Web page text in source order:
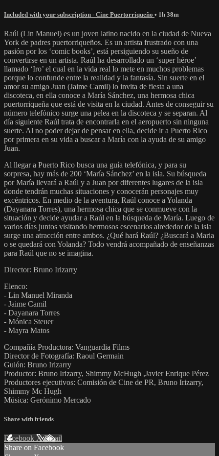
Included with your subscription - Cine Puertorriqueño • 1h 38m
Raúl (Lin Manuel) es un joven latino nacido en la ciudad de Nueva
York de padres puertorriqueños. Es un artista frustrado con una
pasión por los ‘comic books’, está persiguiendo su sueño de
convertirse en un artista. Raúl ha desarrollado un ‘super héroe’
llamado ‘Iro’ el cual en la vida real lo mete en muchos problemas
porque lo confunde entre la realidad y la fantasía. Sin suerte en el
amor su amigo Juan (Jaime Camil) lo invita de fiesta a una
discoteca, en ella conoce a María Sánchez, una hermosa chica
puertorriqueña que está de visita en la ciudad. Antes de conseguir su
número telefónico surge una pelea en la discoteca y se separan. Al
día siguiente Raúl trata de encontrarla en el aeropuerto sin ninguna
suerte. Al no poder dejar de pensar en ella, decide ir a Puerto Rico
por primera en su vida a buscar a María con la ayuda de su amigo
Juan.
Al llegar a Puerto Rico busca una guía telefónica, y para su
sorpresa, hay más de 200 ‘María Sánchez’ en la isla. Su búsqueda
por María llevará a Raúl y a Juan por diferentes lugares de la isla
donde tendrán muchas situaciones y conocerán personajes muy
excéntricos. En medio de la aventura, Raúl conoce a Yolanda
(Dayanara Torres), una hermosa chica que se conmueve con la
situación y decide ayudar a Raúl en la búsqueda de María. Luego de
varios días juntos visitando hermosos escenarios alrededor de la isla
surge una atracción entre ambos. ¿Qué hará Raúl? ¿Buscará a Maria
o se quedará con Yolanda? Todo vendrá acompañado de enseñanzas
para Raúl que no se imagina.
Director: Bruno Irizarry
Elenco:
- Lin Manuel Miranda
- Jaime Camil
- Dayanara Torres
- Mónica Steuer
- Mayra Matos
Compañía Productora: Vanguardia Films
Director de Fotografía: Raoul Germain
Guión: Bruno Irizarry
Productor: Bruno Irizarry, Shimmy McHugh ,Javier Enrique Pérez
Productores ejecutivos: Comisión de Cine de PR, Bruno Irizarry,
Shimmy Mc Hugh
Música: Gerónimo Mercado
Share with friends
Facebook XEmail
Share on Facebook